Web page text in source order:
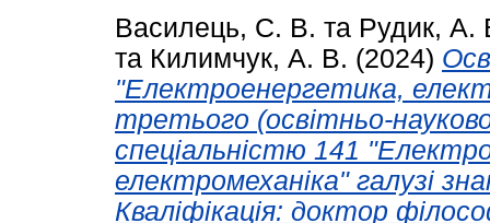
Василець, С. В. та Рудик, А.
та Килимчук, А. В. (2024)
"Електроенергетика,
третього (освітньо-
спеціальністю 141
електромеханіка" галузі
Кваліфікація: доктор